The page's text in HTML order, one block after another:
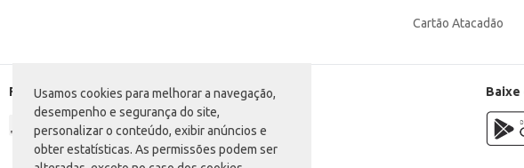
Usamos cookies para melhorar a navegação,
desempenho e segurança do site,
personalizar o conteúdo, exibir anúncios e
obter estatísticas. As permissões podem ser
Cartão Atacadão
Formas de pagamento Baixe